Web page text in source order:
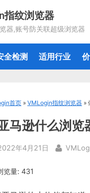
指纹浏览器
器,账号防关联超级浏览器
全检测 适用行业
首页 » VMLogin指纹浏览器 »
马逊什么浏览
年4月21日 By
览量: 431